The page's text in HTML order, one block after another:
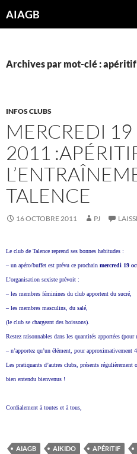
auAIAGB
Archives par mot-clé : apéritif
INFOS CLUBS
MERCREDI
2011
TALENCE
16 OCTOBRE 2011 PJ
Le club de Talence reprend ses bonnes habitudes :
– un apéro/buffet est prévu ce prochain mercredi 19
L’organisation sexiste prévoit :
– les membres féminines du club apportent du sucré,
– les membres masculins, du salé,
(le club se chargeant des boissons).
Restez raisonnables dans les quantités apportées (pour
– n’apportez qu’un élément, pour approximativement 4
Les pratiquants d’autres clubs, présents
bien entendu bienvenus !
Cordialement à toutes et à tous,
AIAGB AIKIDO APÉRITIF